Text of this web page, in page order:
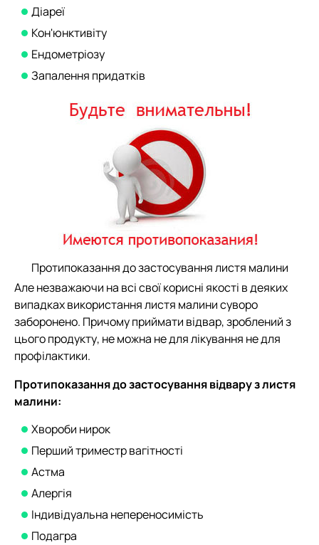
Діареї
Кон'юнктивіту
Ендометріозу
Запалення придатків
Протипоказання до застосування листя малини
Але незважаючи на всі свої корисні якості в деяких
випадках використання листя малини суворо
заборонено. Причому приймати відвар, зроблений з
цього продукту, не можна не для лікування не для
профілактики.
Протипоказання до застосування відвару з листя
малини:
Хвороби нирок
Перший триместр вагітності
Астма
Алергія
Індивідуальна непереносимість
Подагра